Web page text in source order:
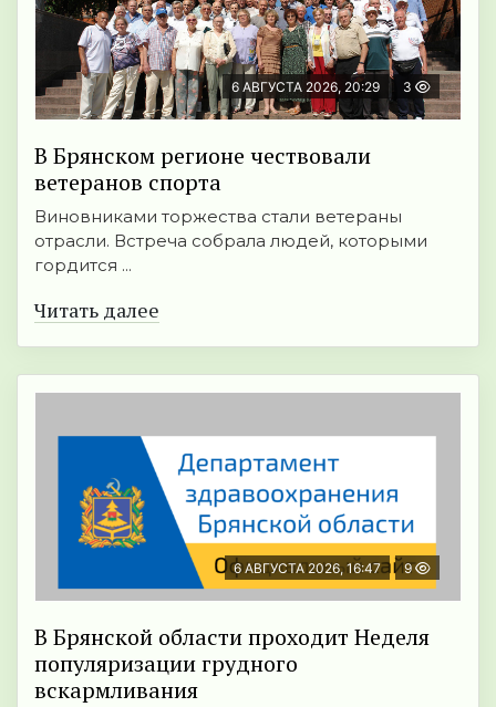
6 АВГУСТА 2026, 20:29 3
В Брянском регионе чествовали
ветеранов спорта
Виновниками торжества стали ветераны
отрасли. Встреча собрала людей, которыми
гордится ...
Читать далее
6 АВГУСТА 2026, 16:47 9
В Брянской области проходит Неделя
популяризации грудного
вскармливания